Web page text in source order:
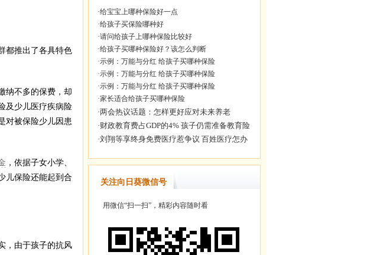
都推出了各具特色
纳不多的保费，却
及少儿医疗疾病险
对被保险少儿因患
，依据子女小学、
儿保险还能起到合
，由于孩子的抗风
·给宝宝上哪种保险好一点
·给孩子买保险哪种好
·请问给孩子上哪种保险比较好
·给孩子买哪种保险好？该怎么判断
·示例：万能与分红 给孩子买哪种保险
·示例：万能与分红 给孩子买哪种保险
·示例：万能与分红 给孩子买哪种保险
·家长适合给孩子买哪种保险
关注向日葵微信号
用微信“扫一扫”，精彩内容随时看